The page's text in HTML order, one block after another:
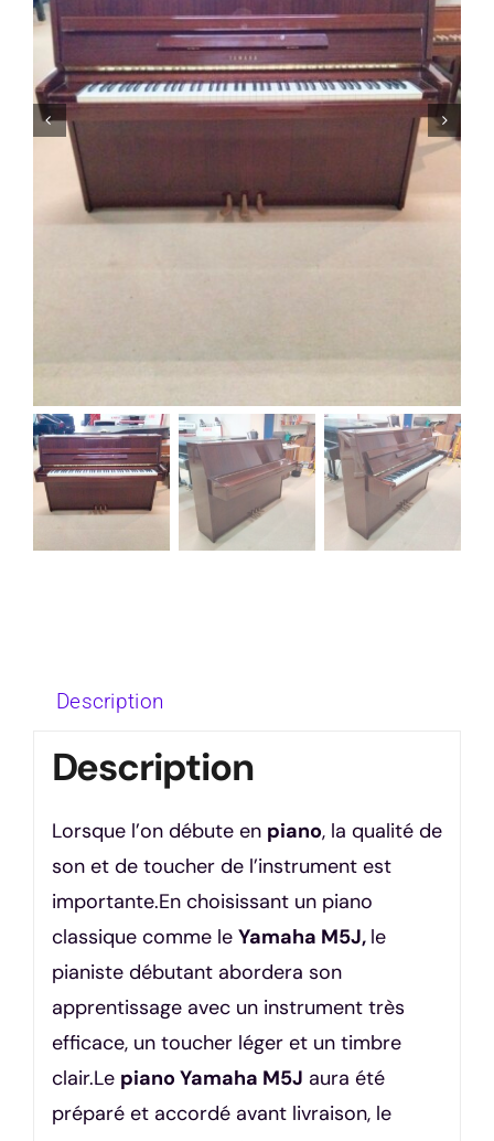
Description
Description
Lorsque l’on débute en piano, la qualité de
son et de toucher de l’instrument est
importante.En choisissant un piano
classique comme le Yamaha M5J, le
pianiste débutant abordera son
apprentissage avec un instrument très
efficace, un toucher léger et un timbre
clair.Le piano Yamaha M5J aura été
préparé et accordé avant livraison, le